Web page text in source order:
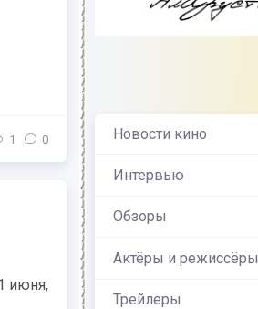
1 0
июня,
Новости кино
Интервью
Обзоры
Актёры и режиссёры
Трейлеры